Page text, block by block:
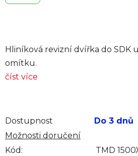
Hliníková revizní dvířka do SDK
omítku.
číst více
Dostupnost
Do 3 dnů
Možnosti doručení
Kód:
TMD